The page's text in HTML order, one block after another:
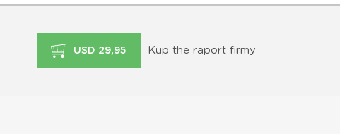
USD 29,95 Kup the raport firmy